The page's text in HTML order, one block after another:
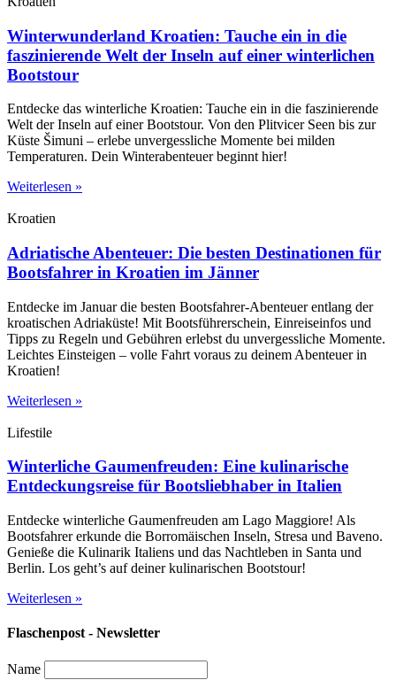
Winterwunderland Kroatien: Tauche ein in die
faszinierende Welt der Inseln auf einer winterlichen
Bootstour
Entdecke das winterliche Kroatien: Tauche ein in die faszinierende
Welt der Inseln auf einer Bootstour. Von den Plitvicer Seen bis zur
Küste Šimuni – erlebe unvergessliche Momente bei milden
Temperaturen. Dein Winterabenteuer beginnt hier!
Weiterlesen »
Kroatien
Adriatische Abenteuer: Die besten Destinationen für
Bootsfahrer in Kroatien im Jänner
Entdecke im Januar die besten Bootsfahrer-Abenteuer entlang der
kroatischen Adriaküste! Mit Bootsführerschein, Einreiseinfos und
Tipps zu Regeln und Gebühren erlebst du unvergessliche Momente.
Leichtes Einsteigen – volle Fahrt voraus zu deinem Abenteuer in
Kroatien!
Weiterlesen »
Lifestile
Winterliche Gaumenfreuden: Eine kulinarische
Entdeckungsreise für Bootsliebhaber in Italien
Entdecke winterliche Gaumenfreuden am Lago Maggiore! Als
Bootsfahrer erkunde die Borromäischen Inseln, Stresa und Baveno.
Genieße die Kulinarik Italiens und das Nachtleben in Santa und
Berlin. Los geht’s auf deiner kulinarischen Bootstour!
Weiterlesen »
Flaschenpost - Newsletter
Name